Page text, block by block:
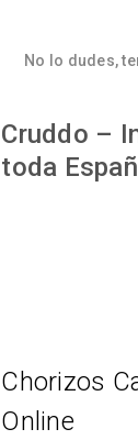
No lo dudes,
Cruddo –
toda
Chorizos
Online